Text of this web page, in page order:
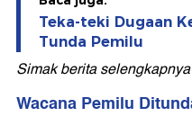
Teka-teki Dugaan
Tunda Pemilu
Simak berita
Wacana Pemilu